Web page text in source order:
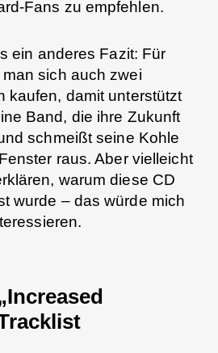
Fans zu empfehlen.
ein anderes Fazit: Für
sich auch zwei
kaufen, damit unterstützt
Band, die ihre Zukunft
schmeißt seine Kohle
raus. Aber vielleicht
warum diese CD
wurde – das würde mich